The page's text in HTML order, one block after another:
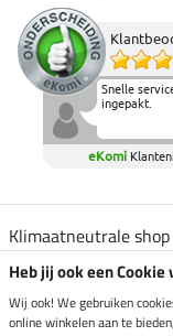
Snelle
ingepakt.
eKomi
Klimaatneutrale shop
Verzending per
Heb jij ook een Cookie
Wij ook! We gebruiken
online winkelen aan te